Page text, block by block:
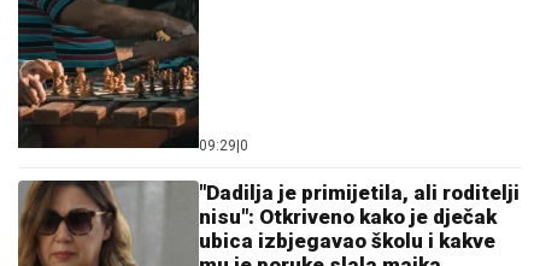
09:29|0
"Dadilja je primijetila, ali roditelji
nisu": Otkriveno kako je dječak
ubica izbjegavao školu i kakve